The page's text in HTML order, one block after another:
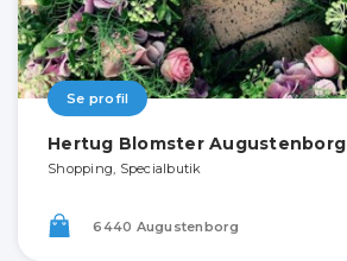
Se profil
Hertug Blomster Augustenborg
Shopping, Specialbutik
6440 Augustenborg